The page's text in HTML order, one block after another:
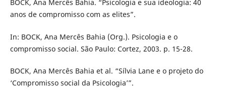
BOCK, Ana Mercês Bahia. “Psicologia e sua ideologia: 40
anos de compromisso com as elites”.
In: BOCK, Ana Mercês Bahia (Org.). Psicologia e o
compromisso social. São Paulo: Cortez, 2003. p. 15-28.
BOCK, Ana Mercês Bahia et al. “Sílvia Lane e o projeto do
‘Compromisso social da Psicologia’”.